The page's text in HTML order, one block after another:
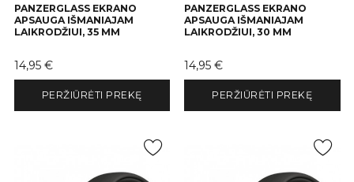
PANZERGLASS EKRANO
APSAUGA IŠMANIAJAM
LAIKRODŽIUI, 35 MM
Kaina
14,95 €
PERŽIŪRĖTI PREKĘ
PANZERGLASS EKRANO
APSAUGA IŠMANIAJAM
LAIKRODŽIUI, 30 MM
Kaina
14,95 €
PERŽIŪRĖTI PREKĘ